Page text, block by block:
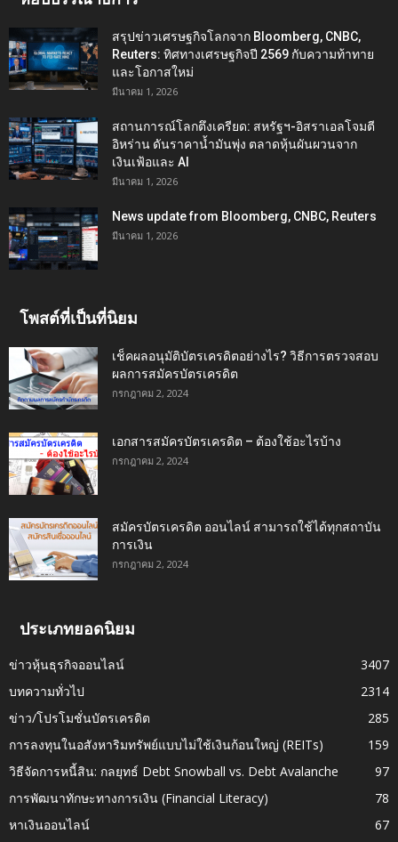
สรุปข่าวเศรษฐกิจโลกจาก Bloomberg, CNBC,
Reuters: ทิศทางเศรษฐกิจปี 2569 กับความท้าทาย
และโอกาสใหม่
มีนาคม 1, 2026
สถานการณ์โลกตึงเครียด: สหรัฐฯ-อิสราเอลโจมตี
อิหร่าน ดันราคาน้ำมันพุ่ง ตลาดหุ้นผันผวนจาก
เงินเฟ้อและ AI
มีนาคม 1, 2026
News update from Bloomberg, CNBC, Reuters
มีนาคม 1, 2026
โพสต์ที่เป็นที่นิยม
เช็คผลอนุมัติบัตรเครดิตอย่างไร? วิธีการตรวจสอบ
ผลการสมัครบัตรเครดิต
กรกฎาคม 2, 2024
เอกสารสมัครบัตรเครดิต – ต้องใช้อะไรบ้าง
กรกฎาคม 2, 2024
สมัครบัตรเครดิต ออนไลน์ สามารถใช้ได้ทุกสถาบัน
การเงิน
กรกฎาคม 2, 2024
ประเภทยอดนิยม
ข่าวหุ้นธุรกิจออนไลน์
3407
บทความทั่วไป
2314
ข่าว/โปรโมชั่นบัตรเครดิต
285
การลงทุนในอสังหาริมทรัพย์แบบไม่ใช้เงินก้อนใหญ่ (REITs)
159
วิธีจัดการหนี้สิน: กลยุทธ์ Debt Snowball vs. Debt Avalanche
97
การพัฒนาทักษะทางการเงิน (Financial Literacy)
78
หาเงินออนไลน์
67